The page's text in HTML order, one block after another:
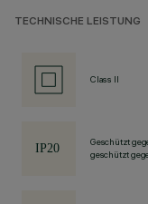
TECHNISCHE LEISTUNG
Class II
Geschützt
geschützt